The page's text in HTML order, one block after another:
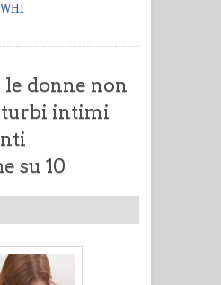
WHI
le donne non
intimi
su 10